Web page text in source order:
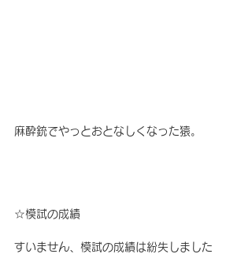
麻酔銃でやっとおとなしくなった猿。
☆模試の成績
すいません、模試の成績は紛失しました